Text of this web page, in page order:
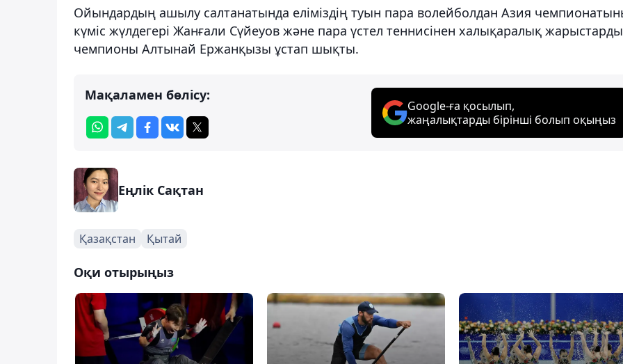
Ойындардың ашылу салтанатында еліміздің туын пара волейболдан Азия
күміс жүлдегері Жанғали Сүйеуов және пара үстел теннисінен халықаралық
чемпионы Алтынай Ержанқызы ұстап шықты.
Мақаламен бөлісу:
Google-ға қосылып,
жаңалықтарды бірінші болып оқыңыз
Еңлік Сақтан
Қазақстан Қытай
Оқи отырыңыз